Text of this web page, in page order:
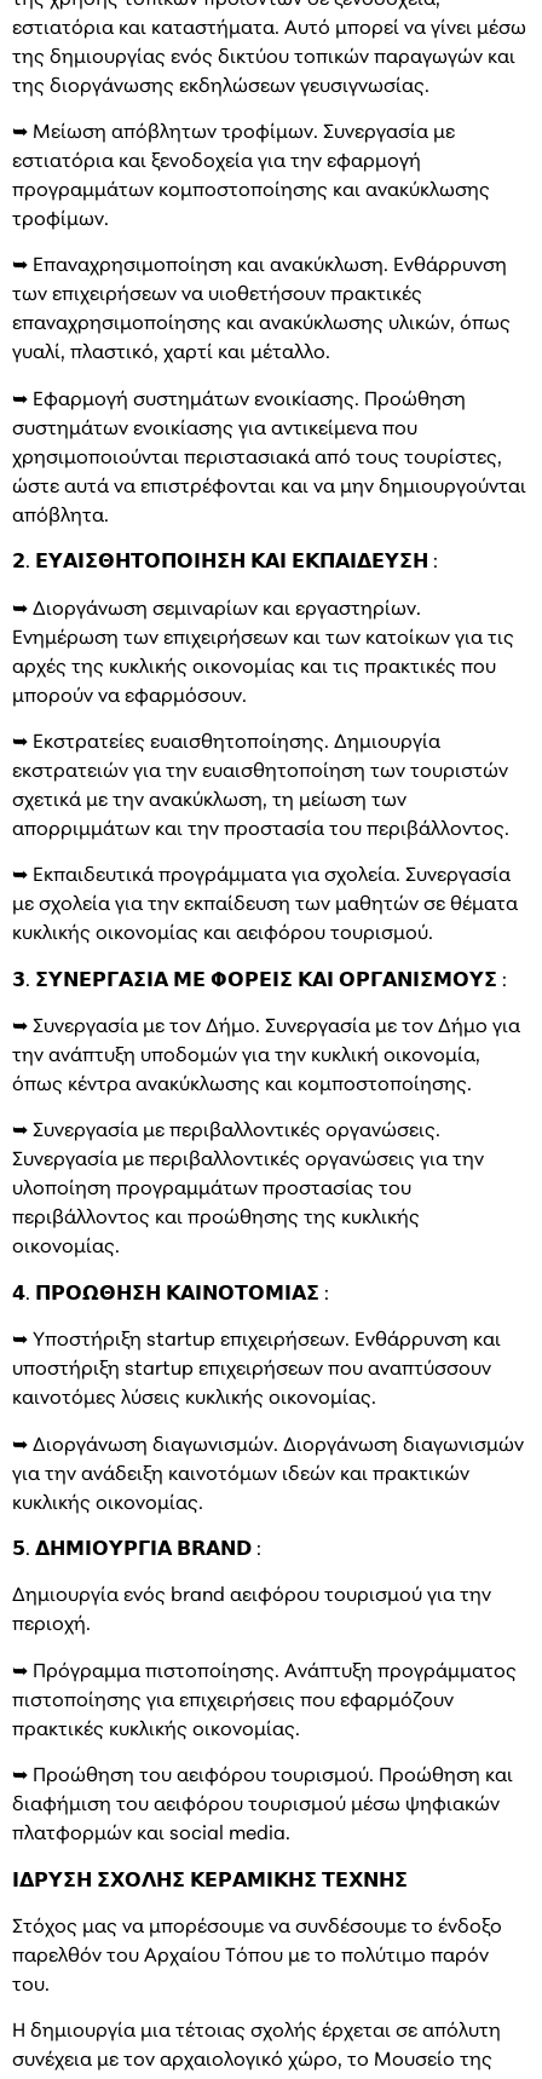
εστιατόρια και καταστήματα. Αυτό μπορεί να γίνει μέσω
της δημιουργίας ενός δικτύου τοπικών παραγωγών και
της διοργάνωσης εκδηλώσεων γευσιγνωσίας.
➥ Μείωση απόβλητων τροφίμων. Συνεργασία με
εστιατόρια και ξενοδοχεία για την εφαρμογή
προγραμμάτων κομποστοποίησης και ανακύκλωσης
τροφίμων.
➥ Επαναχρησιμοποίηση και ανακύκλωση. Ενθάρρυνση
των επιχειρήσεων να υιοθετήσουν πρακτικές
επαναχρησιμοποίησης και ανακύκλωσης υλικών, όπως
γυαλί, πλαστικό, χαρτί και μέταλλο.
➥ Εφαρμογή συστημάτων ενοικίασης. Προώθηση
συστημάτων ενοικίασης για αντικείμενα που
χρησιμοποιούνται περιστασιακά από τους τουρίστες,
ώστε αυτά να επιστρέφονται και να μην δημιουργούνται
απόβλητα.
𝟮. 𝝚𝝪𝝖𝝞𝝨𝝝𝝜𝝩𝝤𝝥𝝤𝝞𝝜𝝨𝝜 𝝟𝝖𝝞 𝝚𝝟𝝥𝝖𝝞𝝙𝝚𝝪𝝨𝝜 :
➥ Διοργάνωση σεμιναρίων και εργαστηρίων.
Ενημέρωση των επιχειρήσεων και των κατοίκων για τις
αρχές της κυκλικής οικονομίας και τις πρακτικές που
μπορούν να εφαρμόσουν.
➥ Εκστρατείες ευαισθητοποίησης. Δημιουργία
εκστρατειών για την ευαισθητοποίηση των τουριστών
σχετικά με την ανακύκλωση, τη μείωση των
απορριμμάτων και την προστασία του περιβάλλοντος.
➥ Εκπαιδευτικά προγράμματα για σχολεία. Συνεργασία
με σχολεία για την εκπαίδευση των μαθητών σε θέματα
κυκλικής οικονομίας και αειφόρου τουρισμού.
𝟯. 𝝨𝝪𝝢𝝚𝝦𝝘𝝖𝝨𝝞𝝖 𝝡𝝚 𝝫𝝤𝝦𝝚𝝞𝝨 𝝟𝝖𝝞 𝝤𝝦𝝘𝝖𝝢𝝞𝝨𝝡𝝤𝝪𝝨 :
➥ Συνεργασία με τον Δήμο. Συνεργασία με τον Δήμο για
την ανάπτυξη υποδομών για την κυκλική οικονομία,
όπως κέντρα ανακύκλωσης και κομποστοποίησης.
➥ Συνεργασία με περιβαλλοντικές οργανώσεις.
Συνεργασία με περιβαλλοντικές οργανώσεις για την
υλοποίηση προγραμμάτων προστασίας του
περιβάλλοντος και προώθησης της κυκλικής
οικονομίας.
𝟰. 𝝥𝝦𝝤𝝮𝝝𝝜𝝨𝝜 𝝟𝝖𝝞𝝢𝝤𝝩𝝤𝝡𝝞𝝖𝝨 :
➥ Υποστήριξη startup επιχειρήσεων. Ενθάρρυνση και
υποστήριξη startup επιχειρήσεων που αναπτύσσουν
καινοτόμες λύσεις κυκλικής οικονομίας.
➥ Διοργάνωση διαγωνισμών. Διοργάνωση διαγωνισμών
για την ανάδειξη καινοτόμων ιδεών και πρακτικών
κυκλικής οικονομίας.
𝟱. 𝝙𝝜𝝡𝝞𝝤𝝪𝝦𝝘𝝞𝝖 𝗕𝗥𝗔𝗡𝗗 :
Δημιουργία ενός brand αειφόρου τουρισμού για την
περιοχή.
➥ Πρόγραμμα πιστοποίησης. Ανάπτυξη προγράμματος
πιστοποίησης για επιχειρήσεις που εφαρμόζουν
πρακτικές κυκλικής οικονομίας.
➥ Προώθηση του αειφόρου τουρισμού. Προώθηση και
διαφήμιση του αειφόρου τουρισμού μέσω ψηφιακών
πλατφορμών και social media.
𝝞𝝙𝝦𝝪𝝨𝝜 𝝨𝝬𝝤𝝠𝝜𝝨 𝝟𝝚𝝦𝝖𝝡𝝞𝝟𝝜𝝨 𝝩𝝚𝝬𝝢𝝜𝝨
Στόχος μας να μπορέσουμε να συνδέσουμε το ένδοξο
παρελθόν του Αρχαίου Τόπου με το πολύτιμο παρόν
του.
Η δημιουργία μια τέτοιας σχολής έρχεται σε απόλυτη
συνέχεια με τον αρχαιολογικό χώρο, το Μουσείο της